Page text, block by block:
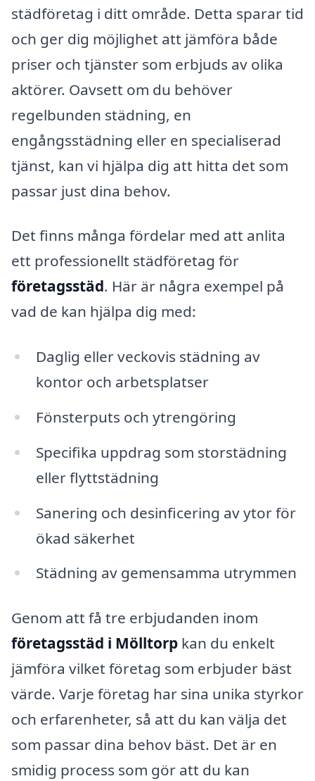
städföretag i ditt område. Detta sparar tid
och ger dig möjlighet att jämföra både
priser och tjänster som erbjuds av olika
aktörer. Oavsett om du behöver
regelbunden städning, en
engångsstädning eller en specialiserad
tjänst, kan vi hjälpa dig att hitta det som
passar just dina behov.
Det finns många fördelar med att anlita
ett professionellt städföretag för
företagsstäd. Här är några exempel på
vad de kan hjälpa dig med:
Daglig eller veckovis städning av
kontor och arbetsplatser
Fönsterputs och ytrengöring
Specifika uppdrag som storstädning
eller flyttstädning
Sanering och desinficering av ytor för
ökad säkerhet
Städning av gemensamma utrymmen
Genom att få tre erbjudanden inom
företagsstäd i Mölltorp kan du enkelt
jämföra vilket företag som erbjuder bäst
värde. Varje företag har sina unika styrkor
och erfarenheter, så att du kan välja det
som passar dina behov bäst. Det är en
smidig process som gör att du kan